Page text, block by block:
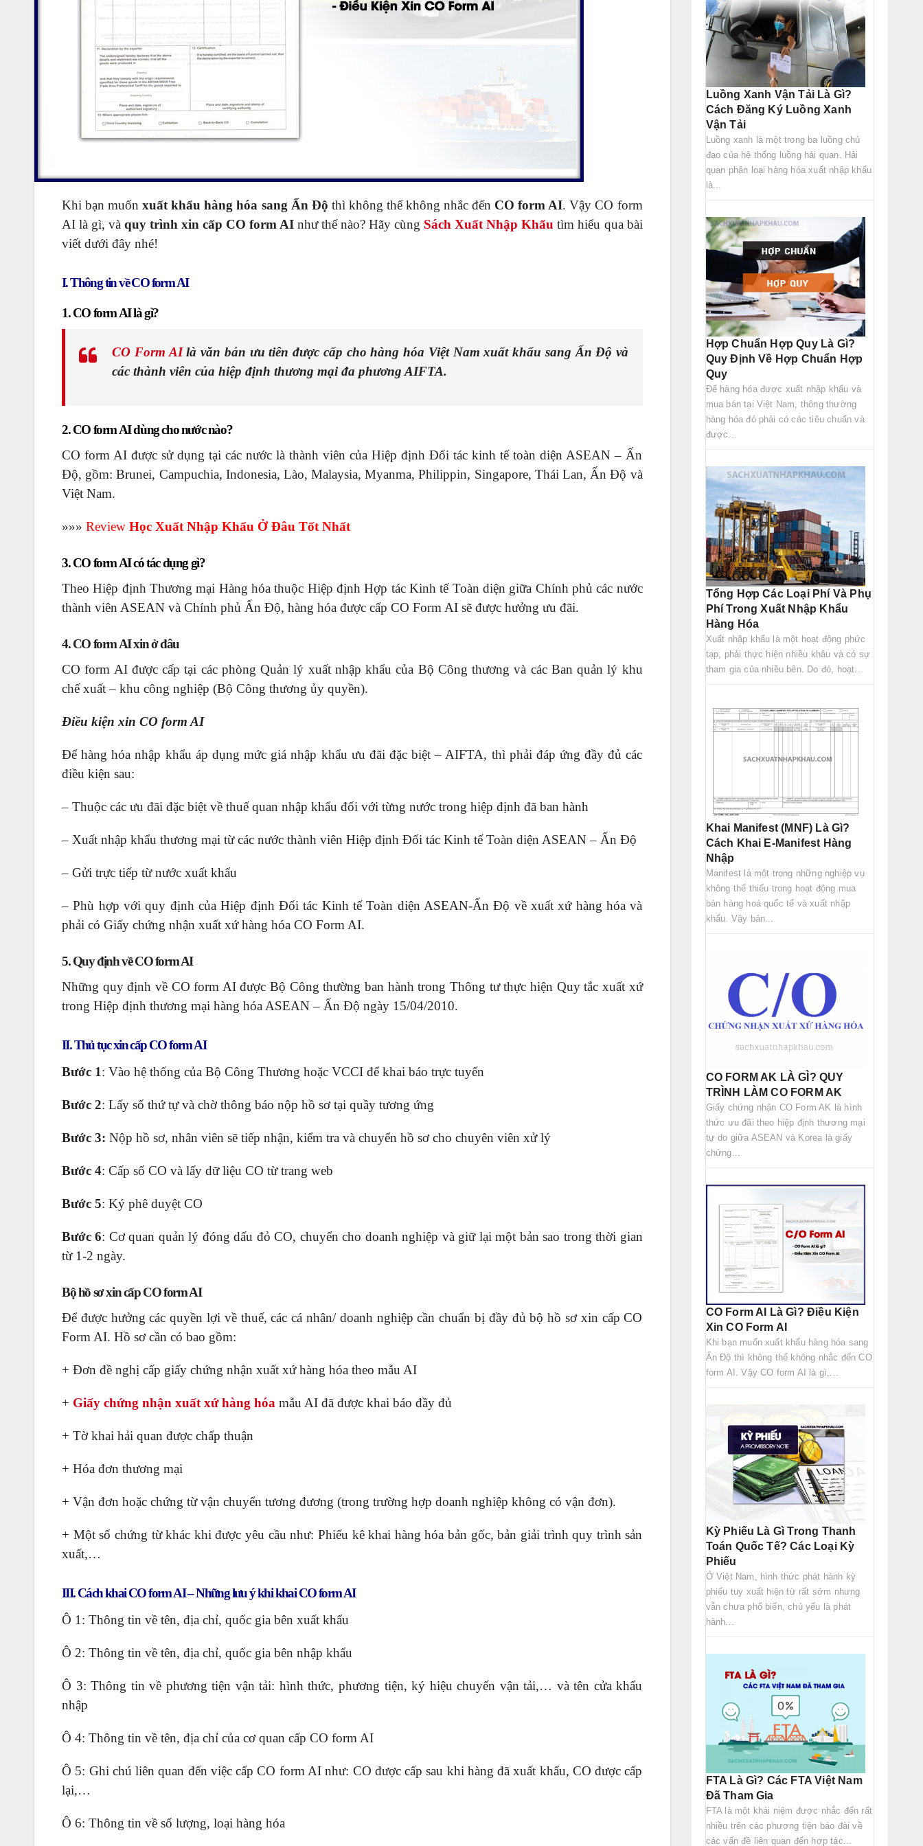
Khi bạn muốnxuất khẩu hàng hóa sang Ấn Độ thì không thể không nhắc đến CO form AI. Vậy CO form
AI là gì, vàquy trình xin cấp CO form AI như thế nào? Hãy cùng Sách Xuất Nhập Khẩu tìm hiểu qua bài
viết dưới đây nhé!
I. Thông tin về CO form AI
1. CO form AI là gì?
CO Form AIlà văn bản ưu tiên được cấp cho hàng hóa Việt Nam xuất khẩu sang Ấn Độ và
các thành viên của hiệp định thương mại đa phương AIFTA.
2. CO form AI dùng cho nước nào?
CO form AI được sử dụng tại các nước là thành viên của Hiệp định Đối tác kinh tế toàn diện ASEAN – Ấn
Độ, gồm: Brunei, Campuchia, Indonesia, Lào, Malaysia, Myanma, Philippin, Singapore, Thái Lan, Ấn Độ và
Việt Nam.
»»» Review Học Xuất Nhập Khẩu Ở Đâu Tốt Nhất
3. CO form AI có tác dụng gì?
Theo Hiệp định Thương mại Hàng hóa thuộc Hiệp định Hợp tác Kinh tế Toàn diện giữa Chính phủ các nước
thành viên ASEAN và Chính phủ Ấn Độ, hàng hóa được cấp CO Form AI sẽ được hưởng ưu đãi.
4. CO form AI xin ở đâu
CO form AI được cấp tại các phòng Quản lý xuất nhập khẩu của Bộ Công thương và các Ban quản lý khu
chế xuất – khu công nghiệp (Bộ Công thương ủy quyền).
Điều kiện xin CO form AI
Để hàng hóa nhập khẩu áp dụng mức giá nhập khẩu ưu đãi đặc biệt – AIFTA, thì phải đáp ứng đầy đủ các
điều kiện sau:
– Thuộc các ưu đãi đặc biệt về thuế quan nhập khẩu đối với từng nước trong hiệp định đã ban hành
– Xuất nhập khẩu thương mại từ các nước thành viên Hiệp định Đối tác Kinh tế Toàn diện ASEAN – Ấn Độ
– Gửi trực tiếp từ nước xuất khẩu
– Phù hợp với quy định của Hiệp định Đối tác Kinh tế Toàn diện ASEAN-Ấn Độ về xuất xứ hàng hóa và
phải có Giấy chứng nhận xuất xứ hàng hóa CO Form AI.
5. Quy định về CO form AI
Những quy định về CO form AI được Bộ Công thường ban hành trong Thông tư thực hiện Quy tắc xuất xứ
trong Hiệp định thương mại hàng hóa ASEAN – Ấn Độ ngày 15/04/2010.
II. Thủ tục xin cấp CO form AI
Bước 1: Vào hệ thống của Bộ Công Thương hoặc VCCI để khai báo trực tuyến
Bước 2: Lấy số thứ tự và chờ thông báo nộp hồ sơ tại quầy tương ứng
Bước 3: Nộp hồ sơ, nhân viên sẽ tiếp nhận, kiểm tra và chuyển hồ sơ cho chuyên viên xử lý
Bước 4: Cấp số CO và lấy dữ liệu CO từ trang web
Bước 5: Ký phê duyệt CO
Bước 6: Cơ quan quản lý đóng dấu đỏ CO, chuyển cho doanh nghiệp và giữ lại một bản sao trong thời gian
từ 1-2 ngày.
Bộ hồ sơ xin cấp CO form AI
Để được hưởng các quyền lợi về thuế, các cá nhân/ doanh nghiệp cần chuẩn bị đầy đủ bộ hồ sơ xin cấp CO
Form AI. Hồ sơ cần có bao gồm:
+ Đơn đề nghị cấp giấy chứng nhận xuất xứ hàng hóa theo mẫu AI
+ Giấy chứng nhận xuất xứ hàng hóa mẫu AI đã được khai báo đầy đủ
+ Tờ khai hải quan được chấp thuận
+ Hóa đơn thương mại
+ Vận đơn hoặc chứng từ vận chuyển tương đương (trong trường hợp doanh nghiệp không có vận đơn).
+ Một số chứng từ khác khi được yêu cầu như: Phiếu kê khai hàng hóa bản gốc, bản giải trình quy trình sản
xuất,…
III. Cách khai CO form AI – Những lưu ý khi khai CO form AI
Ô 1: Thông tin về tên, địa chỉ, quốc gia bên xuất khẩu
Ô 2: Thông tin về tên, địa chỉ, quốc gia bên nhập khẩu
Ô 3: Thông tin về phương tiện vận tải: hình thức, phương tiện, ký hiệu chuyến vận tải,… và tên cửa khẩu
nhập
Ô 4: Thông tin về tên, địa chỉ của cơ quan cấp CO form AI
Ô 5: Ghi chú liên quan đến việc cấp CO form AI như: CO được cấp sau khi hàng đã xuất khẩu, CO được cấp
lại,…
Ô 6: Thông tin về số lượng, loại hàng hóa
Luồng Xanh Vận Tải Là Gì?
Cách Đăng Ký Luồng Xanh
Vận Tải
Luồng xanh là một trong ba luồng chủ
đạo của hệ thống luồng hải quan. Hải
quan phân loại hàng hóa xuất nhập khẩu
là...
Hợp Chuẩn Hợp Quy Là Gì?
Quy Định Về Hợp Chuẩn Hợp
Quy
Để hàng hóa được xuất nhập khẩu và
mua bán tại Việt Nam, thông thường
hàng hóa đó phải có các tiêu chuẩn và
được...
Tổng Hợp Các Loại Phí Và Phụ
Phí Trong Xuất Nhập Khẩu
Hàng Hóa
Xuất nhập khẩu là một hoạt động phức
tạp, phải thực hiện nhiều khâu và có sự
tham gia của nhiều bên. Do đó, hoạt...
Khai Manifest (MNF) Là Gì?
Cách Khai E-Manifest Hàng
Nhập
Manifest là một trong những nghiệp vụ
không thể thiếu trong hoạt động mua
bán hàng hoá quốc tế và xuất nhập
khẩu. Vậy bản...
CO FORM AK LÀ GÌ? QUY
TRÌNH LÀM CO FORM AK
Giấy chứng nhận CO Form AK là hình
thức ưu đãi theo hiệp định thương mại
tự do giữa ASEAN và Korea là giấy
chứng...
CO Form AI Là Gì? Điều Kiện
Xin CO Form AI
Khi bạn muốn xuất khẩu hàng hóa sang
Ấn Độ thì không thể không nhắc đến CO
form AI. Vậy CO form AI là gì,...
Kỳ Phiếu Là Gì Trong Thanh
Toán Quốc Tế? Các Loại Kỳ
Phiếu
Ở Việt Nam, hình thức phát hành kỳ
phiếu tuy xuất hiện từ rất sớm nhưng
vẫn chưa phổ biến, chủ yếu là phát
hành...
FTA Là Gì? Các FTA Việt Nam
Đã Tham Gia
FTA là một khái niệm được nhắc đến rất
nhiều trên các phương tiện báo đài về
các vấn đề liên quan đến hợp tác...